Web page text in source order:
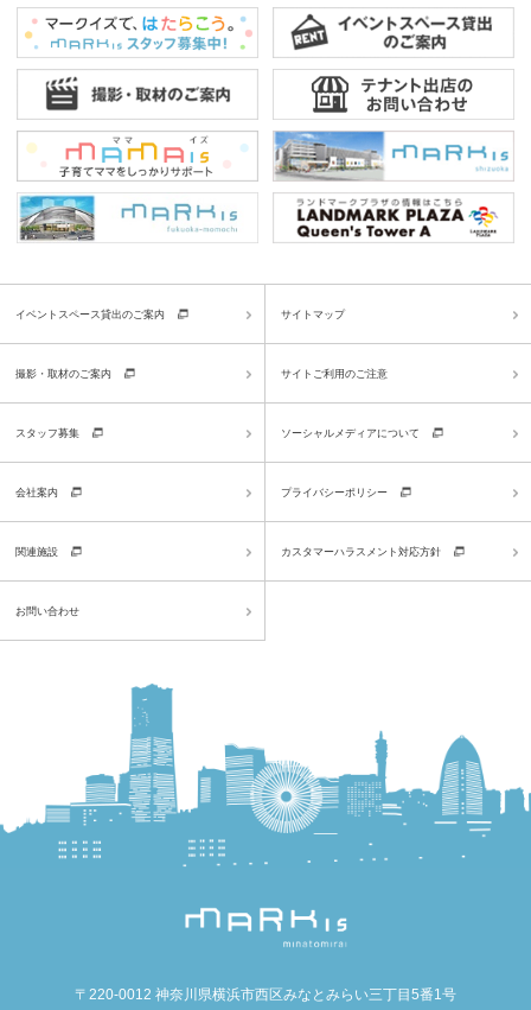
イベントスペース貸出のご案内
撮影・取材のご案内
スタッフ募集
会社案内
関連施設
お問い合わせ
サイトマップ
サイトご利用のご注意
ソーシャルメディアについて
プライバシーポリシー
カスタマーハラスメント対応方針
〒220-0012 神奈川県横浜市西区みなとみらい三丁目5番1号